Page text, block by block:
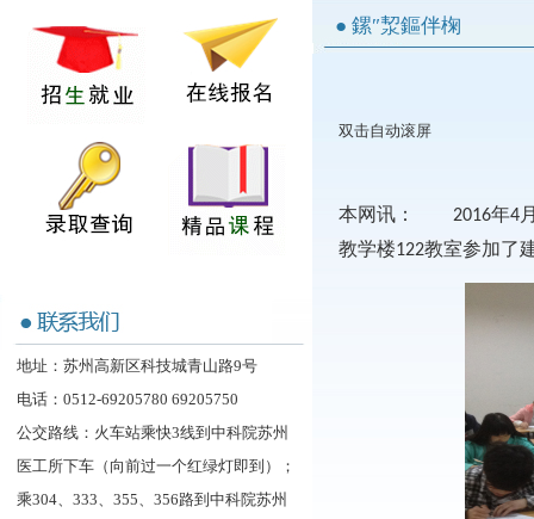
地址：苏州高新区科技城青山路9号
电话：0512-69205780 69205750
公交路线：火车站乘快3线到中科院苏州
医工所下车（向前过一个红绿灯即到）；
乘304、333、355、356路到中科院苏州
● 鏍″洯鏂伴椈
双击自动滚屏
本网讯： 2016年4
教学楼122教室参加了